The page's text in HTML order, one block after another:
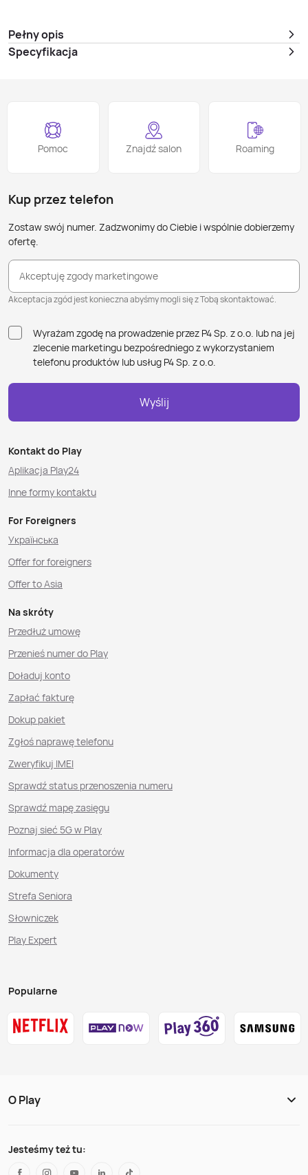
Pełny opis
Specyfikacja
Pomoc Znajdź salon Roaming
Kup przez telefon
Zostaw swój numer. Zadzwonimy do Ciebie i wspólnie dobierzemy
ofertę.
Akceptuję zgody marketingowe
Akceptacja zgód jest konieczna abyśmy mogli się z Tobą skontaktować.
Wyrażam zgodę na prowadzenie przez P4 Sp. z o.o. lub na jej
zlecenie marketingu bezpośredniego z wykorzystaniem
telefonu produktów lub usług P4 Sp. z o.o.
Wyślij
Kontakt do Play
Aplikacja Play24
Inne formy kontaktu
For Foreigners
Українська
Offer for foreigners
Offer to Asia
Na skróty
Przedłuż umowę
Przenieś numer do Play
Doładuj konto
Zapłać fakturę
Dokup pakiet
Zgłoś naprawę telefonu
Zweryfikuj IMEI
Sprawdź status przenoszenia numeru
Sprawdź mapę zasięgu
Poznaj sieć 5G w Play
Informacja dla operatorów
Dokumenty
Strefa Seniora
Słowniczek
Play Expert
Popularne
O Play
Jesteśmy też tu: